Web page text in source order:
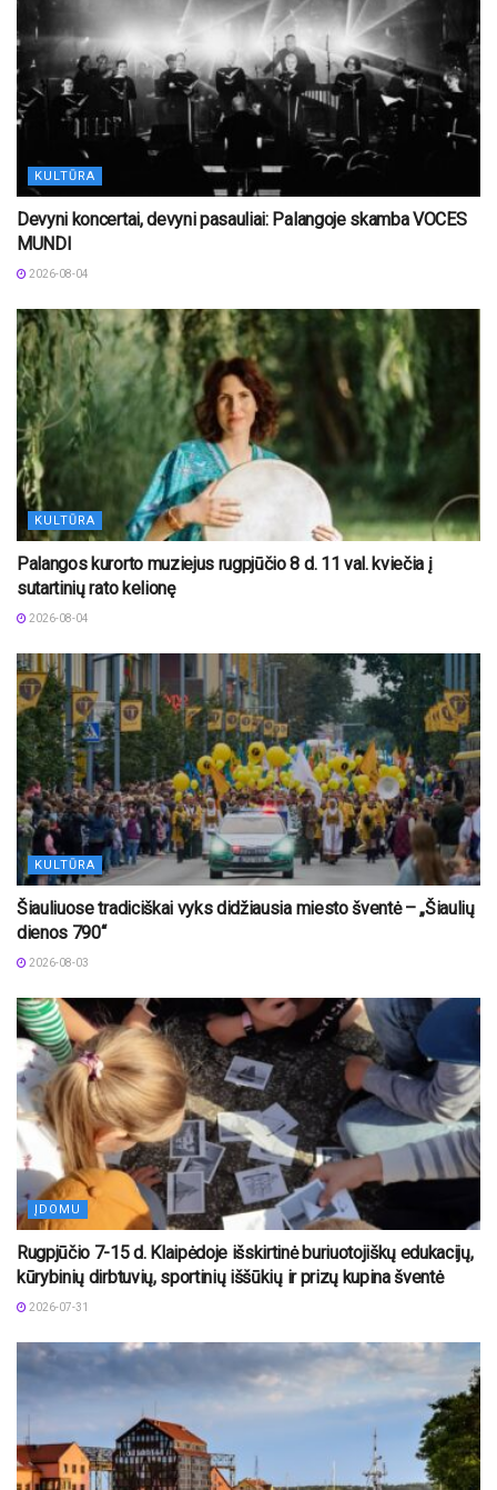
KULTŪRA
Devyni koncertai, devyni pasauliai: Palangoje skamba VOCES
MUNDI
2026-08-04
KULTŪRA
Palangos kurorto muziejus rugpjūčio 8 d. 11 val. kviečia į
sutartinių rato kelionę
2026-08-04
KULTŪRA
Šiauliuose tradiciškai vyks didžiausia miesto šventė – „Šiaulių
dienos 790“
2026-08-03
ĮDOMU
Rugpjūčio 7-15 d. Klaipėdoje išskirtinė buriuotojiškų edukacijų,
kūrybinių dirbtuvių, sportinių iššūkių ir prizų kupina šventė
2026-07-31